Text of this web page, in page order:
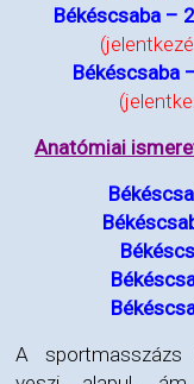
Békéscsaba –
Békéscsaba
Anatómiai
A sportmasszázs